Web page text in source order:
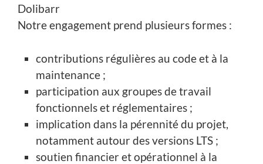
Dolibarr
Notre engagement prend plusieurs formes :
contributions régulières au code et à la
maintenance ;
participation aux groupes de travail
fonctionnels et réglementaires ;
implication dans la pérennité du projet,
notamment autour des versions LTS ;
soutien financier et opérationnel à la